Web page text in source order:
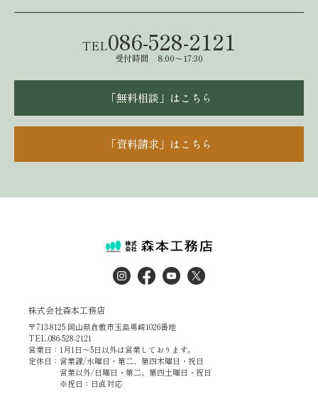
TEL086-528-2121
受付時間 8:00～17:30
「無料相談」はこちら
「資料請求」はこちら
株式会社森本工務店
〒713-8125 岡山県倉敷市玉島勇崎1026番地
TEL.086-528-2121
営業日：1月1日～5日以外は営業しております。
定休日：営業課/水曜日・第二、第四木曜日・祝日
営業以外/日曜日・第二、第四土曜日・祝日
※祝日：日直対応